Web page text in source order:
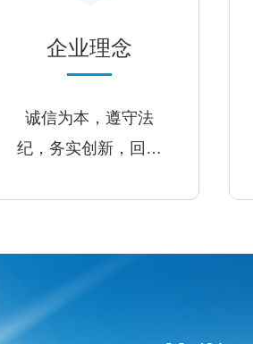
企业理念
诚信为本，遵守法
纪，务实创新，回报